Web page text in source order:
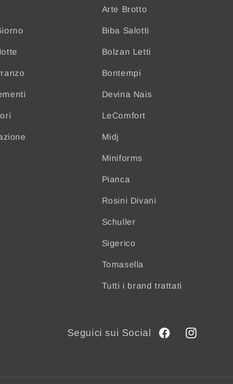
Arte Brotto
Biba Salotti
Bolzan Letti
Bontempi
Devina Nais
LeComfort
Midj
Miniforms
Pianca
Rosini Divani
Schuller
Sigerico
Tomasella
Tutti i brand trattati
FacebookInstagram